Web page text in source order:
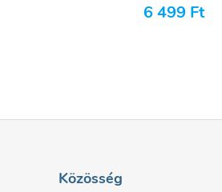
6 499 Ft
Közösség